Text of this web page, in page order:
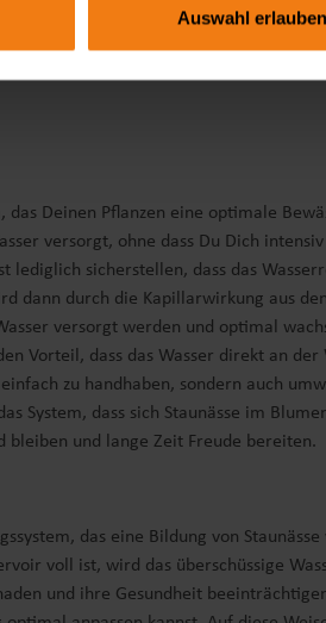
Auswahl erlauben
Deinen Pflanzen eine optimale
versorgt, ohne dass Du Dich
lediglich sicherstellen, dass das
dann durch die Kapillarwirkung aus
versorgt werden und optimal
Vorteil, dass das Wasser direkt an
zu handhaben, sondern auch
System, dass sich Staunässe im
bleiben und lange Zeit Freude bereiten.
das eine Bildung von
voll ist, wird das überschüssige
und ihre Gesundheit